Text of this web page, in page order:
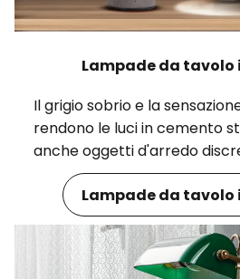
Lampade da tavolo
Il grigio sobrio e la
rendono le luci in cemento
anche oggetti d'arredo
Lampade da tavolo